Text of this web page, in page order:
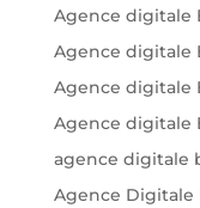
Agence digitale
Agence digitale
Agence digitale
Agence digitale
agence digitale
Agence Digitale